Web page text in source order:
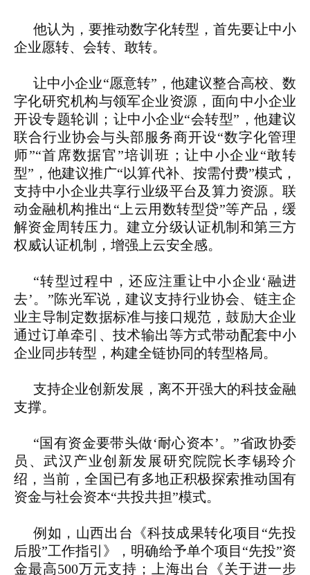
他认为，要推动数字化转型，首先要让中小
企业愿转、会转、敢转。
让中小企业“愿意转”，他建议整合高校、数
字化研究机构与领军企业资源，面向中小企业
开设专题轮训；让中小企业“会转型”，他建议
联合行业协会与头部服务商开设“数字化管理
师”“首席数据官”培训班；让中小企业“敢转
型”，他建议推广“以算代补、按需付费”模式，
支持中小企业共享行业级平台及算力资源。联
动金融机构推出“上云用数转型贷”等产品，缓
解资金周转压力。建立分级认证机制和第三方
权威认证机制，增强上云安全感。
“转型过程中，还应注重让中小企业‘融进
去’。”陈光军说，建议支持行业协会、链主企
业主导制定数据标准与接口规范，鼓励大企业
通过订单牵引、技术输出等方式带动配套中小
企业同步转型，构建全链协同的转型格局。
支持企业创新发展，离不开强大的科技金融
支撑。
“国有资金要带头做‘耐心资本’。”省政协委
员、武汉产业创新发展研究院院长李锡玲介
绍，当前，全国已有多地正积极探索推动国有
资金与社会资本“共投共担”模式。
例如，山西出台《科技成果转化项目“先投
后股”工作指引》，明确给予单个项目“先投”资
金最高500万元支持；上海出台《关于进一步